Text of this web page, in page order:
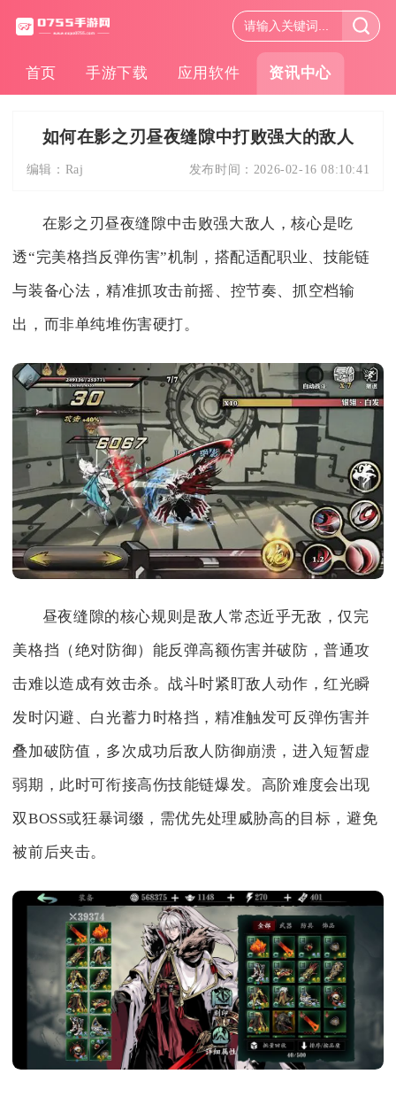
首页 手游下载 应用软件 资讯中心
如何在影之刃昼夜缝隙中打败强大的敌人
编辑： Raj 发布时间： 2026-02-16 08:10:41
在影之刃昼夜缝隙中击败强大敌人，核心是吃
透“完美格挡反弹伤害”机制，搭配适配职业、技能链
与装备心法，精准抓攻击前摇、控节奏、抓空档输
出，而非单纯堆伤害硬打。
昼夜缝隙的核心规则是敌人常态近乎无敌，仅完
美格挡（绝对防御）能反弹高额伤害并破防，普通攻
击难以造成有效击杀。战斗时紧盯敌人动作，红光瞬
发时闪避、白光蓄力时格挡，精准触发可反弹伤害并
叠加破防值，多次成功后敌人防御崩溃，进入短暂虚
弱期，此时可衔接高伤技能链爆发。高阶难度会出现
双BOSS或狂暴词缀，需优先处理威胁高的目标，避免
被前后夹击。